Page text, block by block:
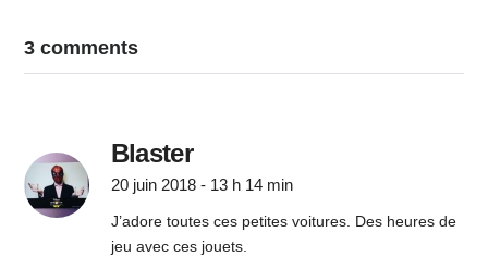
3 comments
Blaster
20 juin 2018 - 13 h 14 min
J’adore toutes ces petites voitures. Des heures de
jeu avec ces jouets.